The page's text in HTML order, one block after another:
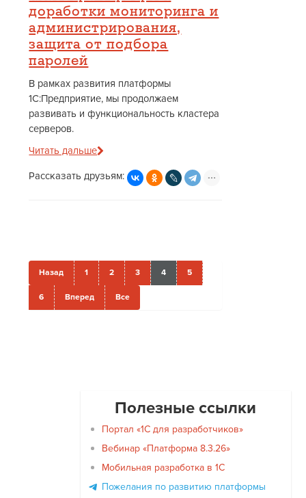
доработки мониторинга и
администрирования,
защита от подбора
паролей
В рамках развития платформы
1С:Предприятие, мы продолжаем
развивать и функциональность кластера
серверов.
Читать дальше
Рассказать друзьям:
Назад 1 2 3 4 5
6 Вперед Все
Полезные ссылки
Портал «1С для разработчиков»
Вебинар «Платформа 8.3.26»
Мобильная разработка в 1С
Пожелания по развитию платформы